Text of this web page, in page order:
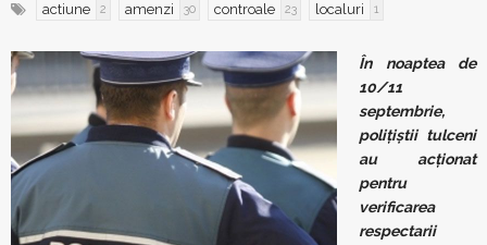
actiune 2 amenzi 30 controale 23 localuri 1
În noaptea de
10/11
septembrie,
polițiștii tulceni
au acționat
pentru
verificarea
respectarii